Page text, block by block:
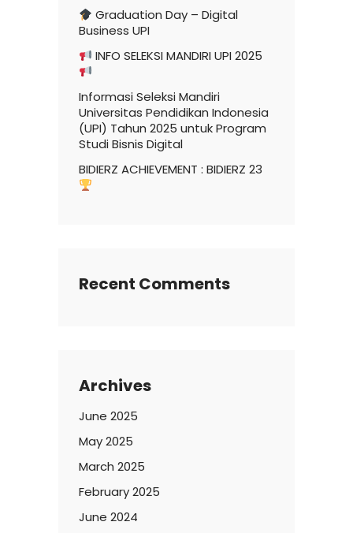
Graduation Day – Digital
Business UPI
INFO SELEKSI MANDIRI UPI 2025
Informasi Seleksi Mandiri
Universitas Pendidikan Indonesia
(UPI) Tahun 2025 untuk Program
Studi Bisnis Digital
BIDIERZ ACHIEVEMENT : BIDIERZ 23
Recent Comments
Archives
June 2025
May 2025
March 2025
February 2025
June 2024